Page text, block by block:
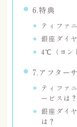
6.特典
ティファ
銀座ダイ
4℃（ヨン
7.アフター
ティファ
ービスは
銀座ダイ
は？